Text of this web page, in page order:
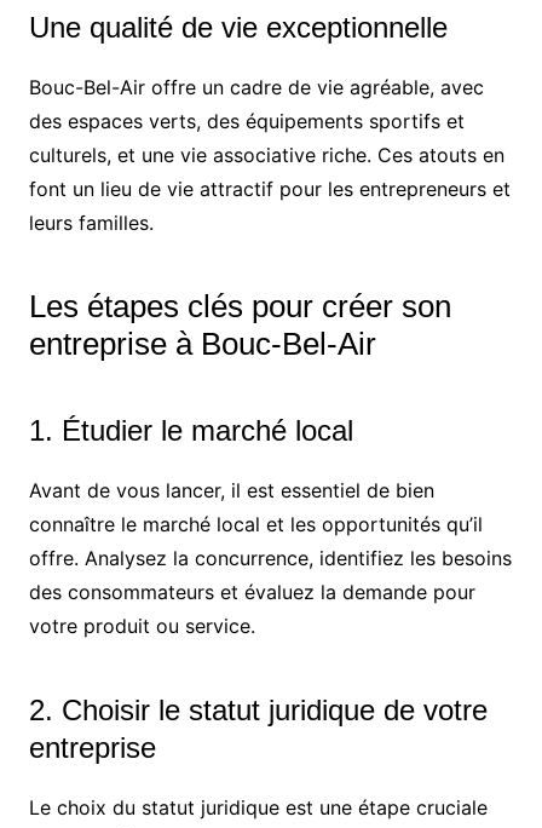
Une qualité de vie exceptionnelle
Bouc-Bel-Air offre un cadre de vie agréable, avec
des espaces verts, des équipements sportifs et
culturels, et une vie associative riche. Ces atouts en
font un lieu de vie attractif pour les entrepreneurs et
leurs familles.
Les étapes clés pour créer son
entreprise à Bouc-Bel-Air
1. Étudier le marché local
Avant de vous lancer, il est essentiel de bien
connaître le marché local et les opportunités qu’il
offre. Analysez la concurrence, identifiez les besoins
des consommateurs et évaluez la demande pour
votre produit ou service.
2. Choisir le statut juridique de votre
entreprise
Le choix du statut juridique est une étape cruciale